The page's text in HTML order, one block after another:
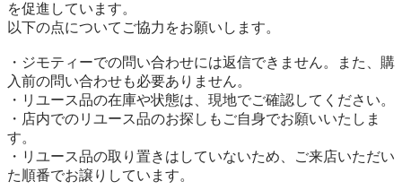
を促進しています。
以下の点についてご協力をお願いします。
・ジモティーでの問い合わせには返信できません。また、購
入前の問い合わせも必要ありません。
・リユース品の在庫や状態は、現地でご確認してください。
・店内でのリユース品のお探しもご自身でお願いいたしま
す。
・リユース品の取り置きはしていないため、ご来店いただい
た順番でお譲りしています。